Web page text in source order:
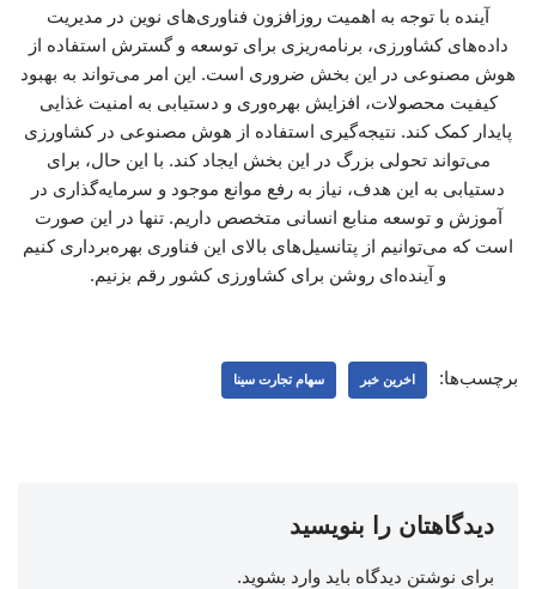
آینده با توجه به اهمیت روزافزون فناوری‌های نوین در مدیریت
داده‌های کشاورزی، برنامه‌ریزی برای توسعه و گسترش استفاده از
هوش مصنوعی در این بخش ضروری است. این امر می‌تواند به بهبود
کیفیت محصولات، افزایش بهره‌وری و دستیابی به امنیت غذایی
پایدار کمک کند. نتیجه‌گیری استفاده از هوش مصنوعی در کشاورزی
می‌تواند تحولی بزرگ در این بخش ایجاد کند. با این حال، برای
دستیابی به این هدف، نیاز به رفع موانع موجود و سرمایه‌گذاری در
آموزش و توسعه منابع انسانی متخصص داریم. تنها در این صورت
است که می‌توانیم از پتانسیل‌های بالای این فناوری بهره‌برداری کنیم
و آینده‌ای روشن برای کشاورزی کشور رقم بزنیم.
برچسب‌ها: اخرین خبر سهام تجارت سینا
دیدگاهتان را بنویسید
برای نوشتن دیدگاه باید وارد بشوید.